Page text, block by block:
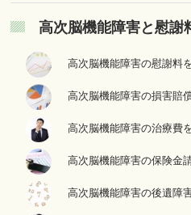
高次脳機能障害と慰謝
高次脳機能障害の慰謝料
高次脳機能障害の損害賠
高次脳機能障害の治療費
高次脳機能障害の保険金
高次脳機能障害の後遺障